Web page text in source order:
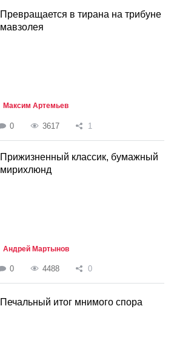
Превращается в тирана на трибуне
мавзолея
Максим Артемьев
0 3617 1
Прижизненный классик, бумажный
мирихлюнд
Андрей Мартынов
0 4488 0
Печальный итог мнимого спора